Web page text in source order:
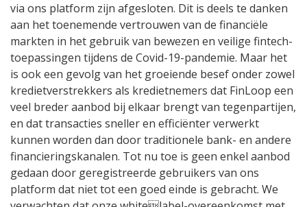
via ons platform zijn afgesloten. Dit is deels te danken
aan het toenemende vertrouwen van de financiële
markten in het gebruik van bewezen en veilige fintech-
toepassingen tijdens de Covid-19-pandemie. Maar het
is ook een gevolg van het groeiende besef onder zowel
kredietverstrekkers als kredietnemers dat FinLoop een
veel breder aanbod bij elkaar brengt van tegenpartijen,
en dat transacties sneller en efficiënter verwerkt
kunnen worden dan door traditionele bank- en andere
financieringskanalen. Tot nu toe is geen enkel aanbod
gedaan door geregistreerde gebruikers van ons
platform dat niet tot een goed einde is gebracht. We